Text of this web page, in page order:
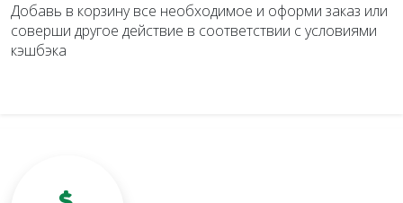
Добавь в корзину все необходимое и оформи заказ или
соверши другое действие в соответствии с условиями
кэшбэка